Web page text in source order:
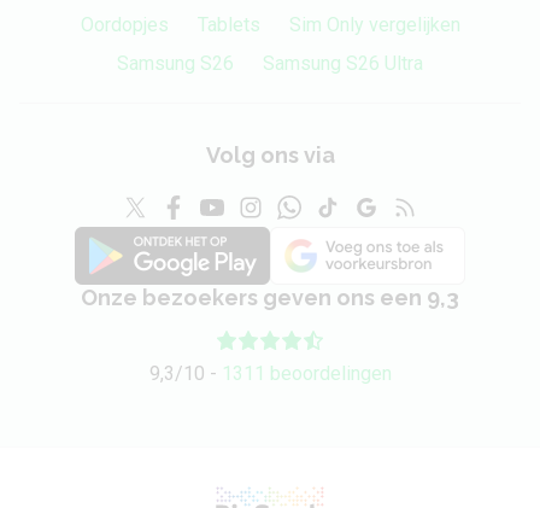
Oordopjes
Tablets
Sim Only vergelijken
Samsung S26
Samsung S26 Ultra
Volg ons via
Onze bezoekers geven ons een 9,3
9,3/10 - 1311 beoordelingen